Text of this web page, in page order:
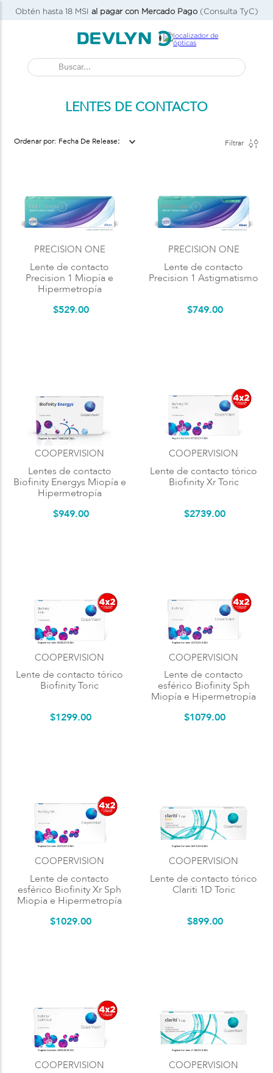
Obtén hasta 18 MSI al pagar con Mercado Pago(Consulta TyC)
Buscar...
LENTES DE CONTACTO
Fecha De Release Filtrar
PRECISION ONE
Lente de contacto
Precision 1 Miopía e
Hipermetropía
$529.00
PRECISION ONE
Lente de contacto
Precision 1 Astigmatismo
$749.00
COOPERVISION
Lentes de contacto
Biofinity Energys Miopía e
Hipermetropía
$949.00
COOPERVISION
Lente de contacto tórico
Biofinity Xr Toric
$2739.00
COOPERVISION
Lente de contacto tórico
Biofinity Toric
$1299.00
COOPERVISION
Lente de contacto
esférico Biofinity Sph
Miopía e Hipermetropía
$1079.00
COOPERVISION
Lente de contacto
esférico Biofinity Xr Sph
Miopía e Hipermetropía
$1029.00
COOPERVISION
Lente de contacto tórico
Clariti 1D Toric
$899.00
COOPERVISION COOPERVISION